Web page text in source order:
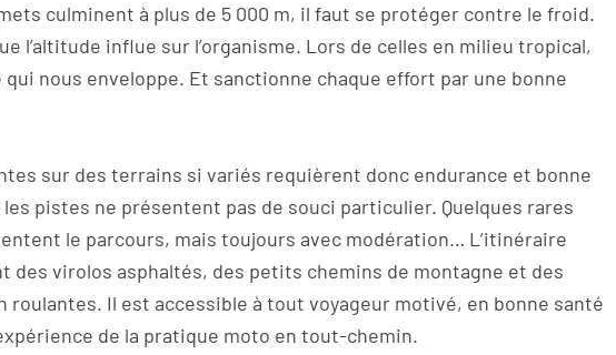
culminent à plus de 5 000 m, il faut se protéger contre le froid.
l’altitude influe sur l’organisme. Lors de celles en milieu tropical,
qui nous enveloppe. Et sanctionne chaque effort par une bonne
sur des terrains si variés requièrent donc endurance et bonne
pistes ne présentent pas de souci particulier. Quelques rares
le parcours, mais toujours avec modération… L’itinéraire
des virolos asphaltés, des petits chemins de montagne et des
roulantes. Il est accessible à tout voyageur motivé, en bonne santé
de la pratique moto en tout-chemin.